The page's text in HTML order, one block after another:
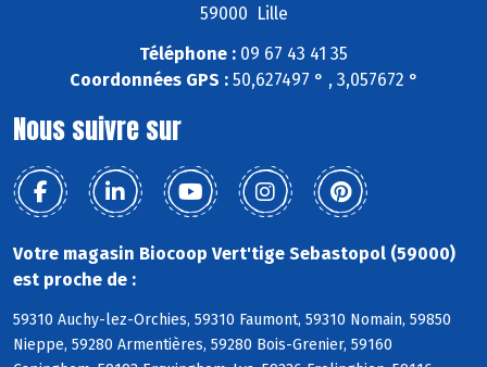
59000 Lille
Téléphone : 09 67 43 41 35
Coordonnées GPS :50,627497 ° , 3,057672 °
Nous suivre sur
Votre magasin Biocoop Vert'tige Sebastopol (59000)
est proche de :
59310 Auchy-lez-Orchies, 59310 Faumont, 59310 Nomain, 59850
Nieppe, 59280 Armentières, 59280 Bois-Grenier, 59160